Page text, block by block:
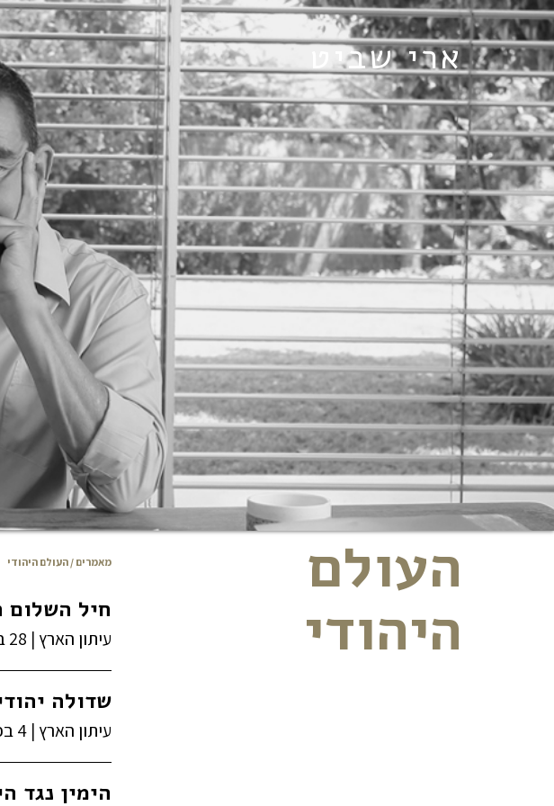
ארי שביט
העולם
היהודי
מאמרים / העולם היהודי
חיל השלום
עיתון הארץ | 28 בפברואר, 2016
שדולה
עיתון הארץ | 4 בפברואר, 2016
הימין נגד